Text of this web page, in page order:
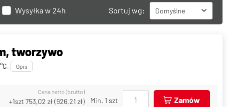
Od
Wysyłka w 24h Sortuj wg: Domyślne
tworzywo
. Opis
Cena netto (brutto)
+1szt753,02 zł(926,21 zł)
Min. 1 szt Zamów